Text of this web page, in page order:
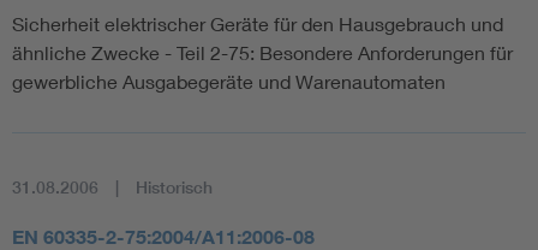
Sicherheit elektrischer Geräte für den Hausgebrauch und
ähnliche Zwecke - Teil 2-75: Besondere Anforderungen für
gewerbliche Ausgabegeräte und Warenautomaten
31.08.2006 Historisch
EN 60335-2-75:2004/A11:2006-08